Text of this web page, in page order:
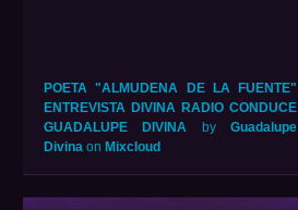
POETA "ALMUDENA DE LA FUENTE"
ENTREVISTA DIVINA RADIO CONDUCE
GUADALUPE DIVINA byGuadalupe
Divina on Mixcloud